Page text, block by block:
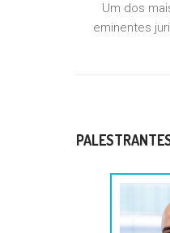
Um dos
eminentes